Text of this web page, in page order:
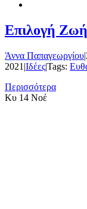
Επιλογή
Άννα Παπαγεωργίου|
2021 |Ιδέες|Tags:
Περισσότερα
Κυ 14 Νοέ